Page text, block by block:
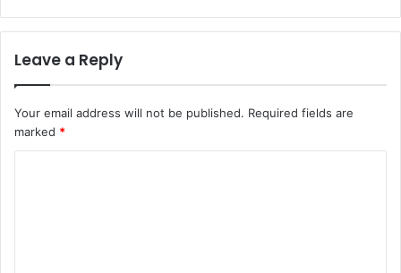
Leave a Reply
Your email address will not be published. Required fields are
marked *